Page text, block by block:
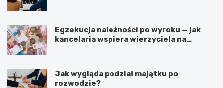
Egzekucja należności po wyroku — jak
kancelaria wspiera wierzyciela na
Jak wygląda podział majątku po
rozwodzie?